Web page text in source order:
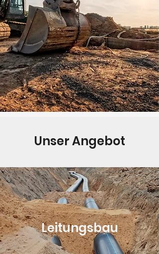
Unser Angebot
Leitungsbau